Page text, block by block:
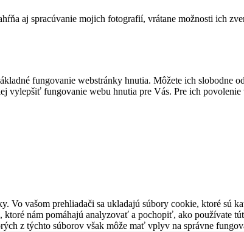
aj spracúvanie mojich fotografií, vrátane možnosti ich
fungovanie webstránky hnutia. Môžete ich slobodne
vylepšiť fungovanie webu hnutia pre Vás. Pre ich povolenie
Vo vašom prehliadači sa ukladajú súbory cookie, ktoré sú
nám pomáhajú analyzovať a pochopiť, ako používate
z týchto súborov však môže mať vplyv na správne